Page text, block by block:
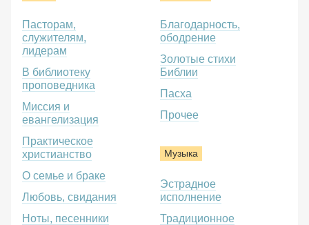
Пасторам,
служителям,
лидерам
В библиотеку
проповедника
Миссия и
евангелизация
Практическое
христианство
О семье и браке
Любовь, свидания
Ноты, песенники
Благодарность,
ободрение
Золотые стихи
Библии
Пасха
Прочее
Музыка
Эстрадное
исполнение
Традиционное